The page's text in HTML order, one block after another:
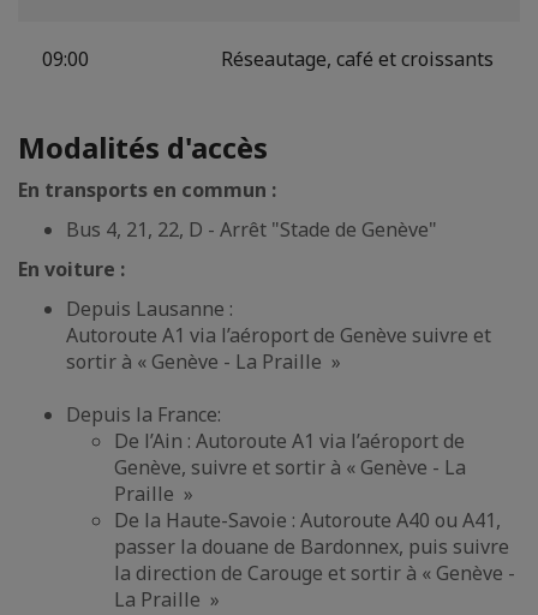
09:00 Réseautage, café et croissants
Modalités d'accès
En transports en commun :
Bus 4, 21, 22, D - Arrêt "Stade de Genève"
En voiture :
Depuis Lausanne :
Autoroute A1 via l’aéroport de Genève suivre et
sortir à « Genève - La Praille »
Depuis la France:
De l’Ain : Autoroute A1 via l’aéroport de
Genève, suivre et sortir à « Genève - La
Praille »
De la Haute-Savoie : Autoroute A40 ou A41,
passer la douane de Bardonnex, puis suivre
la direction de Carouge et sortir à « Genève -
La Praille »